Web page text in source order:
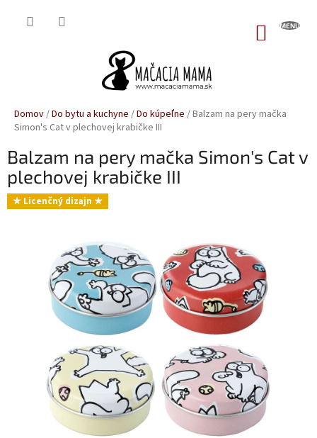
Domov/Do bytu a kuchyne /Do kúpeľne /Balzam na pery mačka
Simon's Cat v plechovej krabičke III
Balzam na pery mačka Simon's Cat v
plechovej krabičke III
★ Licenčný dizajn ★